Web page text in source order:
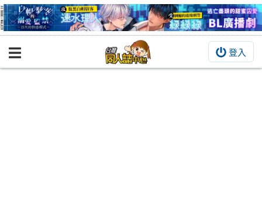
登入
BOOKY書集倉庫